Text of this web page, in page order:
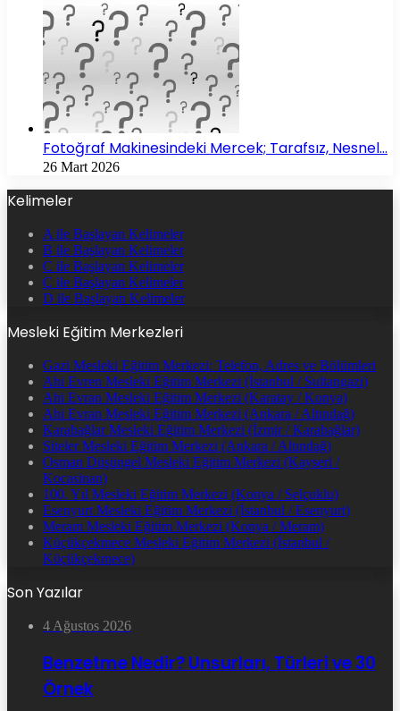
Fotoğraf Makinesindeki Mercek; Tarafsız, Nesnel…
26 Mart 2026
Kelimeler
A ile Başlayan Kelimeler
B ile Başlayan Kelimeler
C ile Başlayan Kelimeler
Ç ile Başlayan Kelimeler
D ile Başlayan Kelimeler
Mesleki Eğitim Merkezleri
Gazi Mesleki Eğitim Merkezi: Telefon, Adres ve Bölümleri
Ahi Evren Mesleki Eğitim Merkezi (İstanbul / Sultangazi)
Ahi Evran Mesleki Eğitim Merkezi (Karatay / Konya)
Ahi Evran Mesleki Eğitim Merkezi (Ankara / Altındağ)
Karabağlar Mesleki Eğitim Merkezi (İzmir / Karabağlar)
Siteler Mesleki Eğitim Merkezi (Ankara / Altındağ)
Osman Düşüngel Mesleki Eğitim Merkezi (Kayseri /
Kocasinan)
100. Yıl Mesleki Eğitim Merkezi (Konya / Selçuklu)
Esenyurt Mesleki Eğitim Merkezi (İstanbul / Esenyurt)
Meram Mesleki Eğitim Merkezi (Konya / Meram)
Küçükçekmece Mesleki Eğitim Merkezi (İstanbul /
Küçükçekmece)
Son Yazılar
4 Ağustos 2026
Benzetme Nedir? Unsurları, Türleri ve 30
Örnek